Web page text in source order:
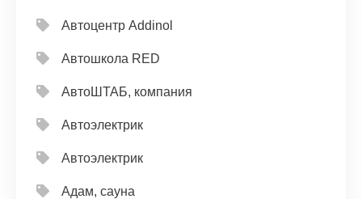
Автоцентр Addinol
Автошкола RED
АвтоШТАБ, компания
Автоэлектрик
Автоэлектрик
Адам, сауна